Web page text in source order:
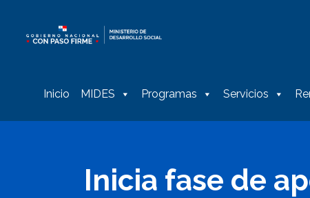
Inicio MIDES Programas Servicios
Inicia fase de